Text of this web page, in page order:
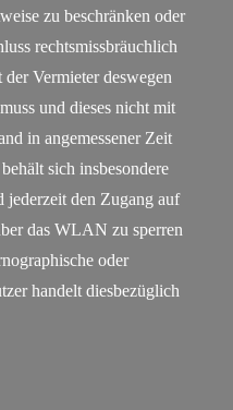
zu beschränken oder
rechtsmissbräuchlich
Vermieter deswegen
und dieses nicht mit
in angemessener Zeit
sich insbesondere
jederzeit den Zugang auf
das WLAN zu sperren
oder
handelt diesbezüglich